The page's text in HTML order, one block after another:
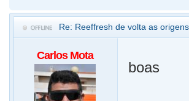
Re: Reeffresh de volta as
Carlos Mota
boas